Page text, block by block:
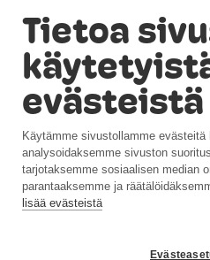
Tietoa
evästeistä
Käytämme sivustollamme evästeitä
analysoidaksemme sivuston
tarjotaksemme sosiaalisen median
parantaaksemme ja
lisää evästeistä
KANSALAISTIEDETTÄ
ARKIYMPÄRISTÖSTÄ